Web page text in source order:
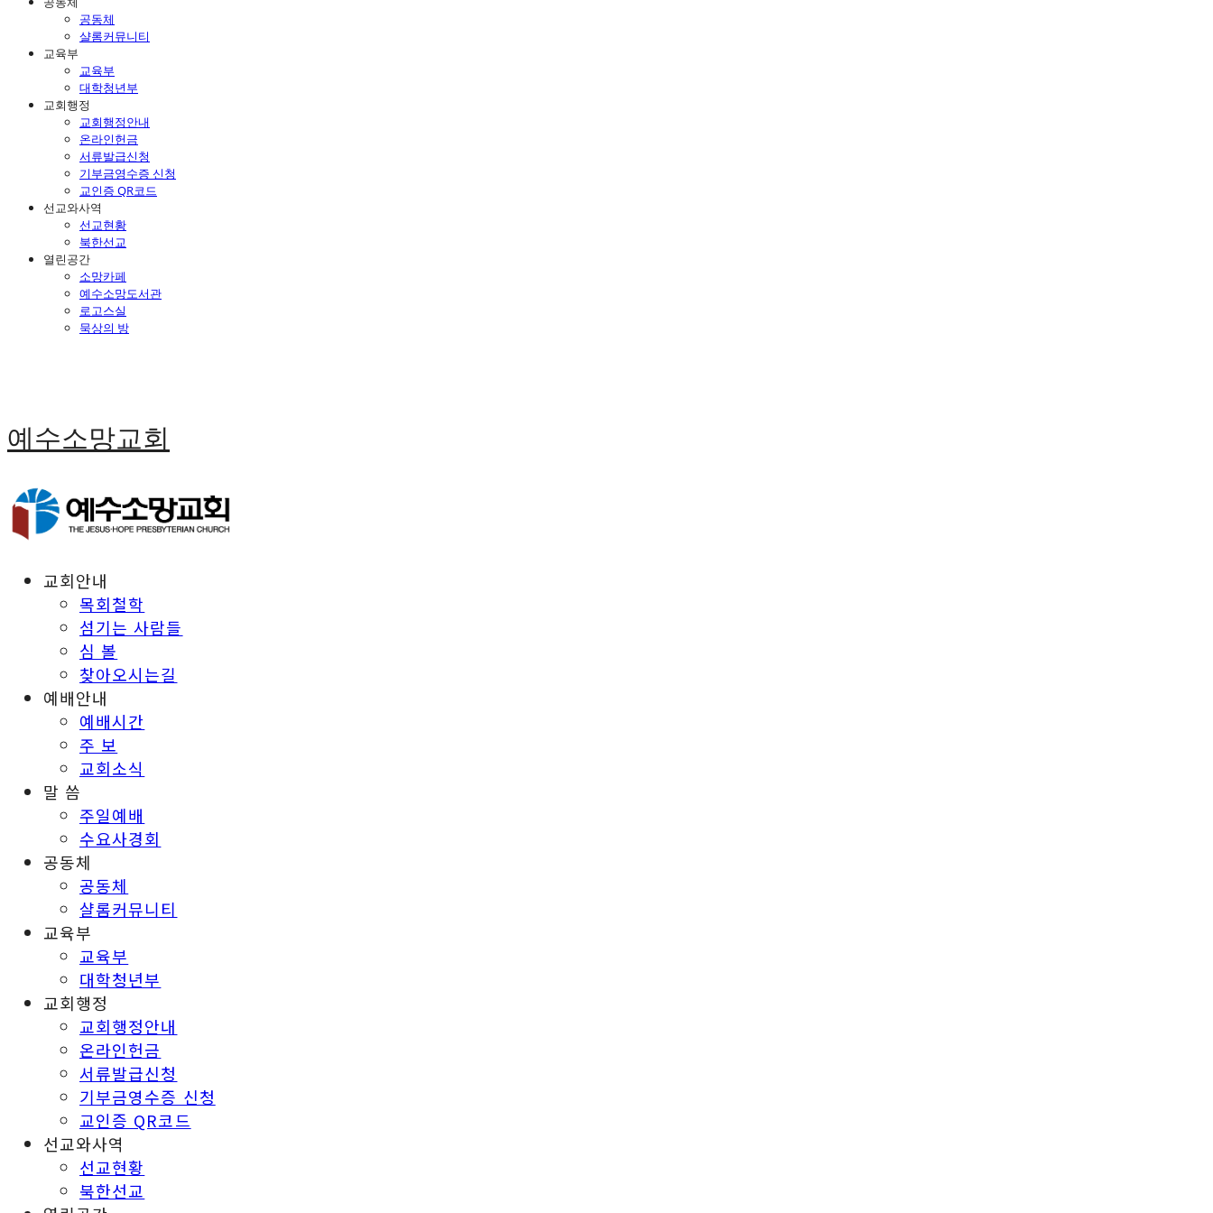
공동체
샬롬커뮤니티
교육부
교육부
대학청년부
교회행정
교회행정안내
온라인헌금
서류발급신청
기부금영수증 신청
교인증 QR코드
선교와사역
선교현황
북한선교
열린공간
소망카페
예수소망도서관
로고스실
묵상의 방
예수소망교회
교회안내
목회철학
섬기는 사람들
심 볼
찾아오시는길
예배안내
예배시간
주 보
교회소식
말 씀
주일예배
수요사경회
공동체
공동체
샬롬커뮤니티
교육부
교육부
대학청년부
교회행정
교회행정안내
온라인헌금
서류발급신청
기부금영수증 신청
교인증 QR코드
선교와사역
선교현황
북한선교